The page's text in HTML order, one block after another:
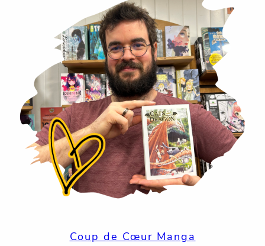
Coup de Cœur Manga